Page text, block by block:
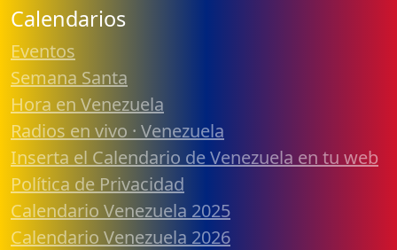
Calendarios
Eventos
Semana Santa
Hora en Venezuela
Radios en vivo · Venezuela
Inserta el Calendario de Venezuela en tu web
Política de Privacidad
Calendario Venezuela 2025
Calendario Venezuela 2026